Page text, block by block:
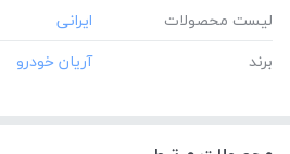
لیست محصولات
برند